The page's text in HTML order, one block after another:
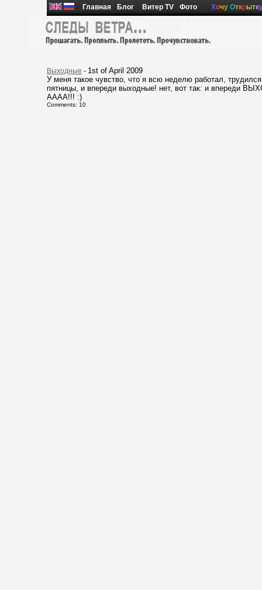
Главная Блог Витер TV Фото Хочу Открытк
Выходные - 1st of April 2009
У меня такое чувство, что я всю неделю работал,
пятницы, и впереди выходные! нет, вот так: и впереди
АААА!!! :)
Comments: 10